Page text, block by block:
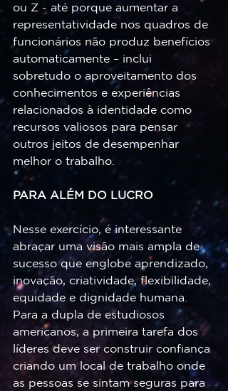
ou Z - até porque aumentar a
representatividade nos quadros de
funcionários não produz benefícios
automaticamente – inclui
sobretudo o aproveitamento dos
conhecimentos e experiências
relacionados à identidade como
recursos valiosos para pensar
outros jeitos de desempenhar
melhor o trabalho.
PARA ALÉM DO LUCRO
Nesse exercício, é interessante
abraçar uma visão mais ampla de
sucesso que englobe aprendizado,
inovação, criatividade, flexibilidade,
equidade e dignidade humana.
Para a dupla de estudiosos
americanos, a primeira tarefa dos
líderes deve ser construir confiança
criando um local de trabalho onde
as pessoas se sintam seguras para